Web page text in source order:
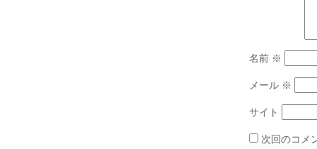
名前 ※
メール ※
サイト
次回のコメ